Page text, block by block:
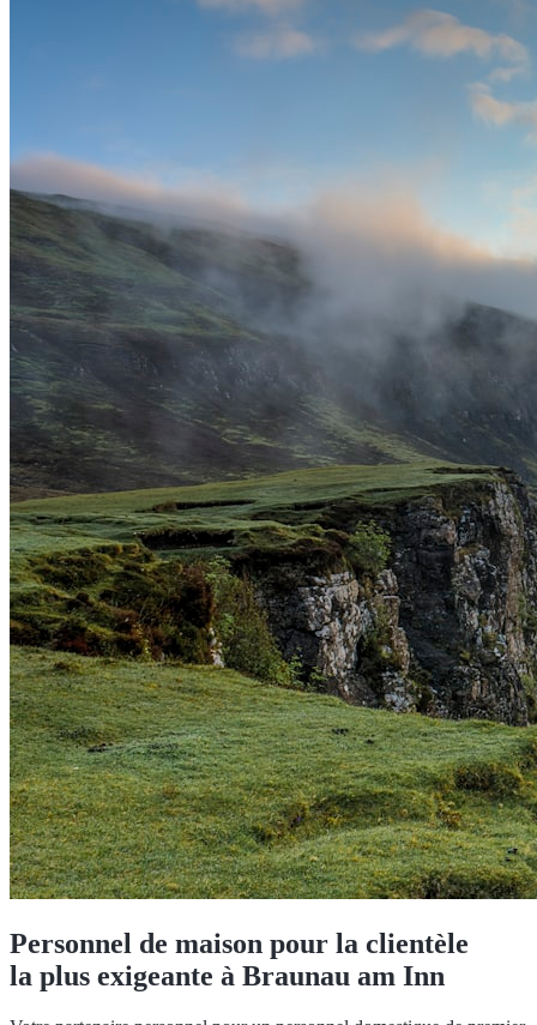
Personnel de maison pour la clientèle
la plus exigeante à Braunau am Inn